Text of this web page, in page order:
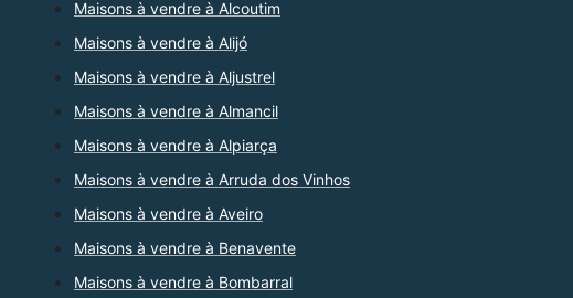
Maisons à vendre à Alcoutim
Maisons à vendre à Alijó
Maisons à vendre à Aljustrel
Maisons à vendre à Almancil
Maisons à vendre à Alpiarça
Maisons à vendre à Arruda dos Vinhos
Maisons à vendre à Aveiro
Maisons à vendre à Benavente
Maisons à vendre à Bombarral